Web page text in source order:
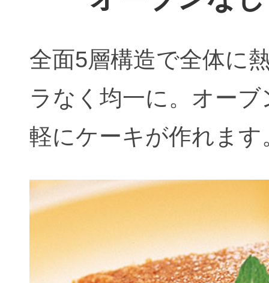
全面5層構造で全体に
ラなく均一に。オー
軽にケーキが作れます